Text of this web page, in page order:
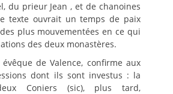
du prieur Jean , et de chanoines
texte ouvrait un temps de paix
plus mouvementées en ce qui
des deux monastères.
évêque de Valence, confirme aux
dont ils sont investus : la
Coniers (sic), plus tard,